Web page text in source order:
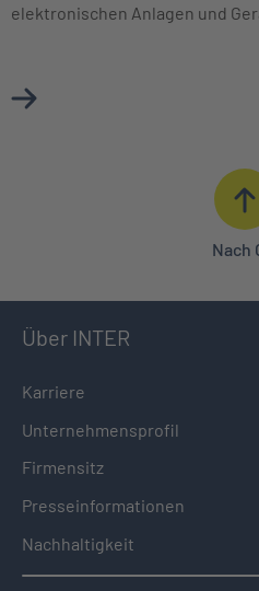
elektronischen Anlagen und
Mehr über
Nach
Über INTER
Karriere
Unternehmensprofil
Firmensitz
Presseinformationen
Nachhaltigkeit